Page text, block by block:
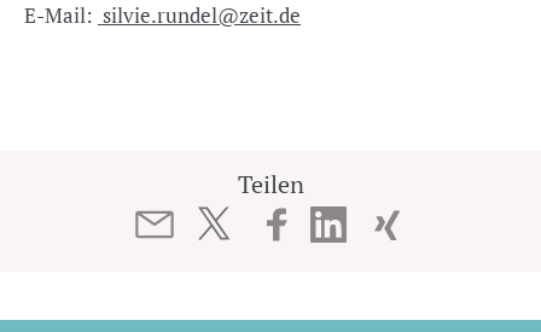
E-Mail: silvie.rundel@zeit.de
Teilen